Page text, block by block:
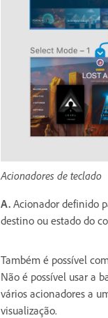
Acionadores de teclado
A. Acionador definido
destino ou estado do
Também é possível
Não é possível usar a
vários acionadores a
visualização.